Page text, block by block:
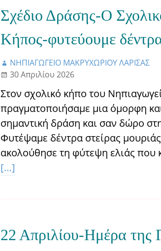
Σχέδιο Δράσης-Ο
Κήπος-φυτεύουμε
ΝΗΠΙΑΓΩΓΕΙΟ ΜΑΚΡΥΧΩΡΙΟΥ ΛΑΡΙΣΑΣ
30 Απριλίου 2026
Στον σχολικό κήπο του
πραγματοποιήσαμε μια όμορφη
σημαντική δράση και σαν δώρο
Φυτέψαμε δέντρα στείρας
ακολούθησε τη φύτεψη ελιάς που
[…]
22 Απριλίου-Ημέρα της